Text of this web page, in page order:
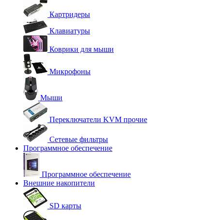
Картридеры
Клавиатуры
Коврики для мыши
Микрофоны
Мыши
Переключатели KVM прочие
Сетевые фильтры
Программное обеспечение
Программное обеспечение
Внешние накопители
SD карты